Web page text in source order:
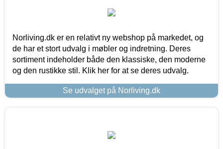
Norliving.dk er en relativt ny webshop på markedet, og
de har et stort udvalg i møbler og indretning. Deres
sortiment indeholder både den klassiske, den moderne
og den rustikke stil. Klik her for at se deres udvalg.
Se udvalget på Norliving.dk